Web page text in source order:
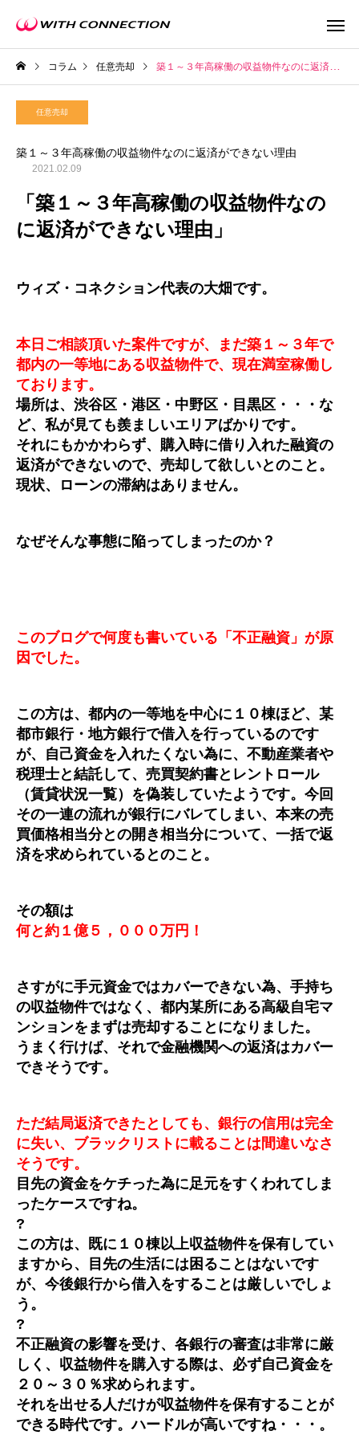
コラム 任意売却 築１～３年高稼働の収益物件なのに返済ができない理由
任意売却
築１～３年高稼働の収益物件なのに返済ができない理由
2021.02.09
「築１～３年高稼働の収益物件なの
に返済ができない理由」
ウィズ・コネクション代表の大畑です。
本日ご相談頂いた案件ですが、まだ築１～３年で
都内の一等地にある収益物件で、現在満室稼働し
ております。
場所は、渋谷区・港区・中野区・目黒区・・・な
ど、私が見ても羨ましいエリアばかりです。
それにもかかわらず、購入時に借り入れた融資の
返済ができないので、売却して欲しいとのこと。
現状、ローンの滞納はありません。
なぜそんな事態に陥ってしまったのか？
このブログで何度も書いている「不正融資」が原
因でした。
この方は、都内の一等地を中心に１０棟ほど、某
都市銀行・地方銀行で借入を行っているのです
が、自己資金を入れたくない為に、不動産業者や
税理士と結託して、売買契約書とレントロール
（賃貸状況一覧）を偽装していたようです。今回
その一連の流れが銀行にバレてしまい、本来の売
買価格相当分との開き相当分について、一括で返
済を求められているとのこと。
その額は
何と約１億５，０００万円！
さすがに手元資金ではカバーできない為、手持ち
の収益物件ではなく、都内某所にある高級自宅マ
ンションをまずは売却することになりました。
うまく行けば、それで金融機関への返済はカバー
できそうです。
ただ結局返済できたとしても、銀行の信用は完全
に失い、ブラックリストに載ることは間違いなさ
そうです。
目先の資金をケチった為に足元をすくわれてしま
ったケースですね。
?
この方は、既に１０棟以上収益物件を保有してい
ますから、目先の生活には困ることはないです
が、今後銀行から借入をすることは厳しいでしょ
う。
?
不正融資の影響を受け、各銀行の審査は非常に厳
しく、収益物件を購入する際は、必ず自己資金を
２０～３０％求められます。
それを出せる人だけが収益物件を保有することが
できる時代です。ハードルが高いですね・・・。